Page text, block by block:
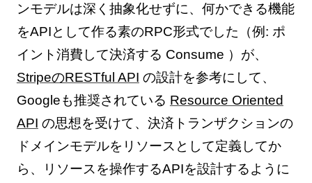
ンモデルは深く抽象化せずに、何かできる機能
をAPIとして作る素のRPC形式でした（例: ポ
イント消費して決済する Consume ）が、
StripeのRESTful API の設計を参考にして、
Googleも推奨されている Resource Oriented
API の思想を受けて、決済トランザクションの
ドメインモデルをリソースとして定義してか
ら、リソースを操作するAPIを設計するように